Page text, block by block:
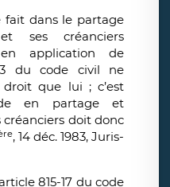
dans le partage
ses créanciers
application de
3 du code civil ne
que lui ; c’est
en partage et
doit donc
, 14 déc. 1983, Juris-
815-17 du code